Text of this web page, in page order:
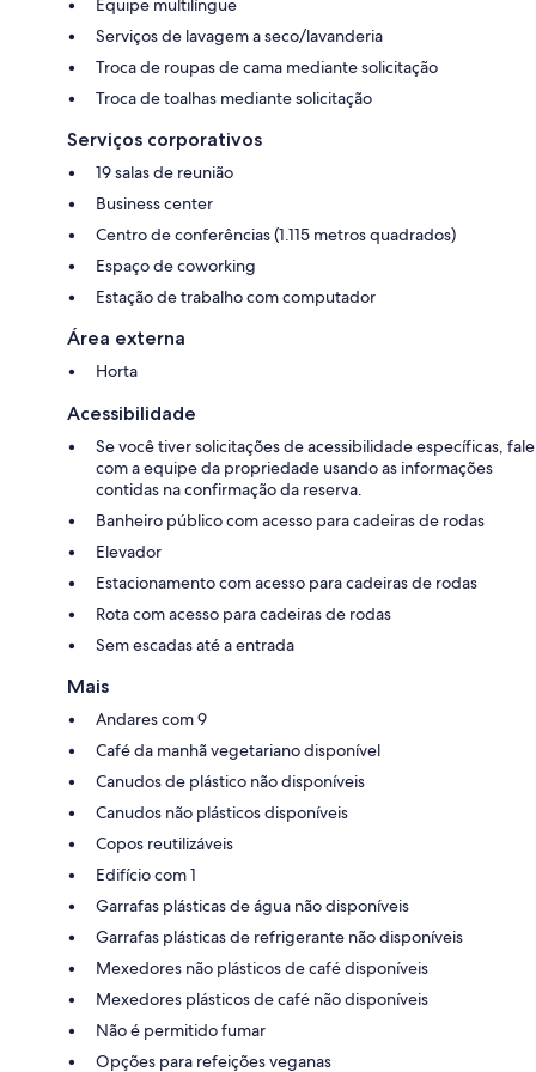
Equipe multilíngue
Serviços de lavagem a seco/lavanderia
Troca de roupas de cama mediante solicitação
Troca de toalhas mediante solicitação
Serviços corporativos
19 salas de reunião
Business center
Centro de conferências (1.115 metros quadrados)
Espaço de coworking
Estação de trabalho com computador
Área externa
Horta
Acessibilidade
Se você tiver solicitações de acessibilidade específicas, fale
com a equipe da propriedade usando as informações
contidas na confirmação da reserva.
Banheiro público com acesso para cadeiras de rodas
Elevador
Estacionamento com acesso para cadeiras de rodas
Rota com acesso para cadeiras de rodas
Sem escadas até a entrada
Mais
Andares com 9
Café da manhã vegetariano disponível
Canudos de plástico não disponíveis
Canudos não plásticos disponíveis
Copos reutilizáveis
Edifício com 1
Garrafas plásticas de água não disponíveis
Garrafas plásticas de refrigerante não disponíveis
Mexedores não plásticos de café disponíveis
Mexedores plásticos de café não disponíveis
Não é permitido fumar
Opções para refeições veganas